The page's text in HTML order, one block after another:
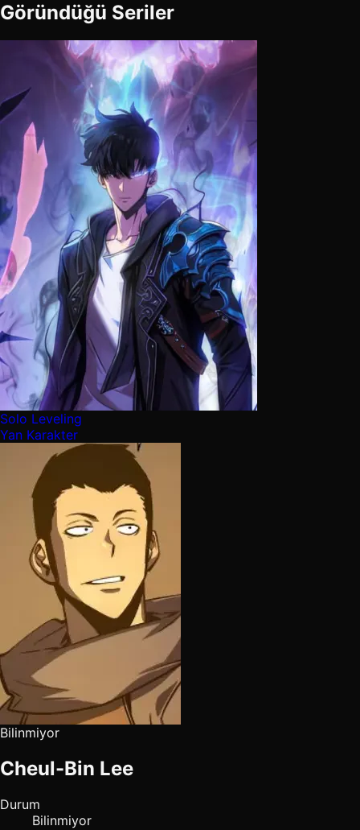
Göründüğü Seriler
Solo Leveling
Yan Karakter
Bilinmiyor
Cheul-Bin Lee
Durum
Bilinmiyor